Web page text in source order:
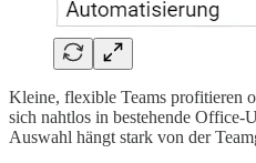
Kleine, flexible Teams profitieren
sich nahtlos in bestehende
Auswahl hängt stark von der